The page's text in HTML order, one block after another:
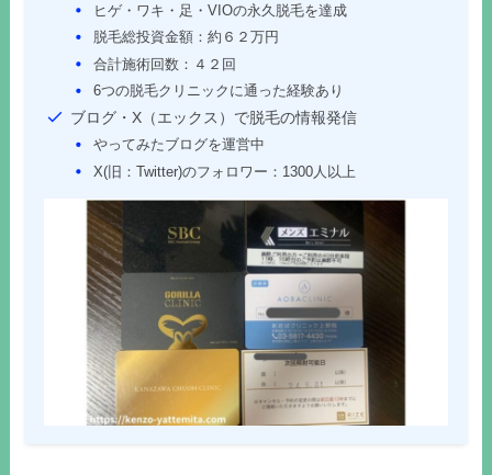
ヒゲ・ワキ・足・VIOの永久脱毛を達成
脱毛総投資金額：約６２万円
合計施術回数：４２回
6つの脱毛クリニックに通った経験あり
ブログ・X（エックス）で脱毛の情報発信
やってみたブログを運営中
X(旧：Twitter)のフォロワー：1300人以上